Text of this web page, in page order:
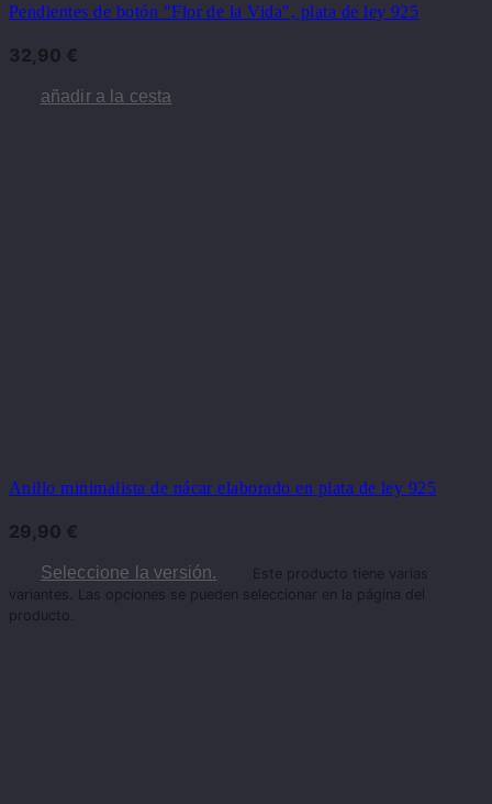
Pendientes de botón "Flor de la Vida", plata de ley 925
32,90 €
añadir a la cesta
Anillo minimalista de nácar elaborado en plata de ley 925
29,90 €
Seleccione la versión.
Este producto tiene varias
variantes. Las opciones se pueden seleccionar en la página del
producto.